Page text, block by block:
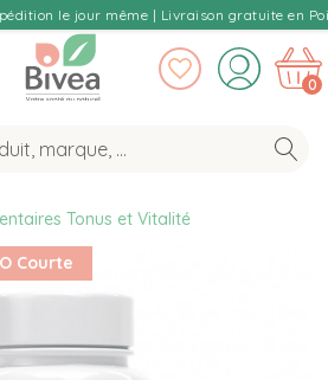
le jour même | Livraison gratuite en
0
Tonus et Vitalité
Courte